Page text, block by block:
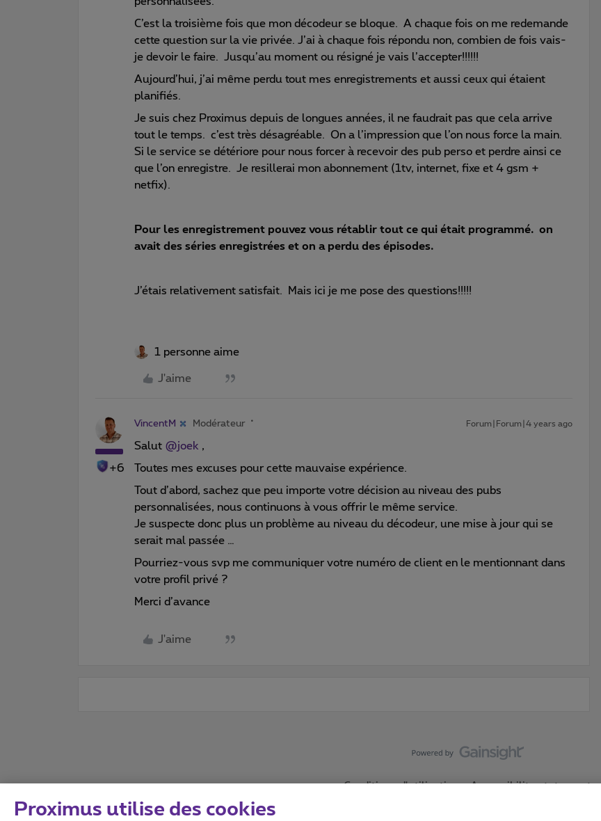
C’est la troisième fois que mon décodeur se bloque. A chaque fois on me redemande
cette question sur la vie privée. J’ai à chaque fois répondu non, combien de fois vais-
je devoir le faire. Jusqu’au moment ou résigné je vais l’accepter!!!!!!
Aujourd’hui, j’ai même perdu tout mes enregistrements et aussi ceux qui étaient
planifiés.
Je suis chez Proximus depuis de longues années, il ne faudrait pas que cela arrive
tout le temps. c’est très désagréable. On a l’impression que l’on nous force la main.
Si le service se détériore pour nous forcer à recevoir des pub perso et perdre ainsi ce
que l’on enregistre. Je resillerai mon abonnement (1tv, internet, fixe et 4 gsm +
netfix).
Pour les enregistrement pouvez vous rétablir tout ce qui était programmé. on
avait des séries enregistrées et on a perdu des épisodes.
J’étais relativement satisfait. Mais ici je me pose des questions!!!!!
1 personne aime
J'aime
+6
VincentM Modérateur Forum|Forum|4 years ago
Salut @joek ,
Toutes mes excuses pour cette mauvaise expérience.
Tout d’abord, sachez que peu importe votre décision au niveau des pubs
personnalisées, nous continuons à vous offrir le même service.
Je suspecte donc plus un problème au niveau du décodeur, une mise à jour qui se
serait mal passée …
Pourriez-vous svp me communiquer votre numéro de client en le mentionnant dans
votre profil privé ?
Merci d’avance
J'aime
Conditions d'utilisation Accessibility statement
Proximus utilise des cookies